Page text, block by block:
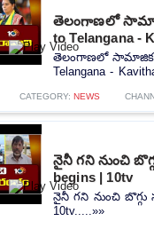
తెలంగాణలో
to Telangana -
తెలంగాణలో సామాజిక
Telangana -
CATEGORY: NEWS
నైనీ గని నుంచి
begins | 10tv
నైనీ గని నుంచి బొగ్గు
10tv.....»»